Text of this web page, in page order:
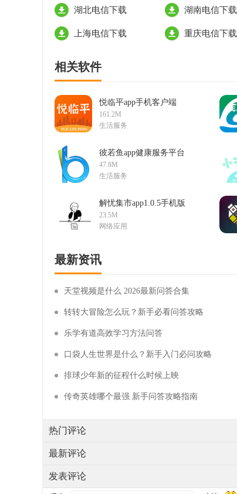
湖北电信下载 湖南电信下载
上海电信下载 重庆电信下载
相关软件
悦临平app手机客户端
1.1.8官方版
161.2M
生活服务
彼若鱼app健康服务平台
3.0.0免费版
47.8M
生活服务
解忧集市app1.0.5手机版
23.5M
网络应用
最新资讯
天堂视频是什么 2026最新问答合集
转转大冒险怎么玩？新手必看问答攻略
乐学有道高效学习方法问答
口袋人生世界是什么？新手入门必问攻略
排球少年新的征程什么时候上映
传奇英雄哪个最强 新手问答攻略指南
热门评论
最新评论
发表评论